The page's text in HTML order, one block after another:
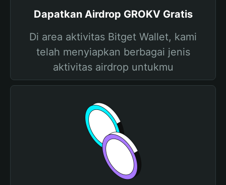
Dapatkan Airdrop GROKV Gratis
Di area aktivitas Bitget Wallet, kami
telah menyiapkan berbagai jenis
aktivitas airdrop untukmu